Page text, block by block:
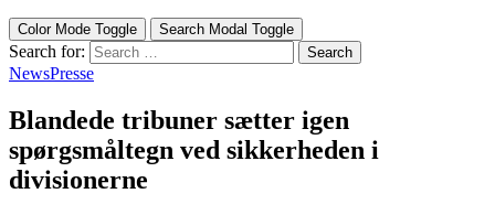
Color Mode Toggle Search Modal Toggle
Search for: Search
NewsPresse
Blandede tribuner sætter igen
spørgsmåltegn ved sikkerheden i
divisionerne